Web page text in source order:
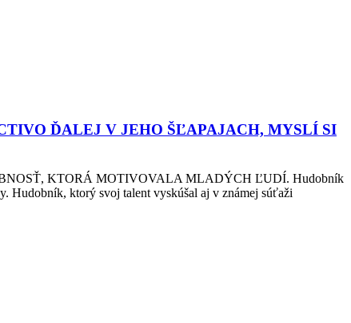
ĎALEJ V JEHO ŠĽAPAJACH, MYSLÍ SI
KTORÁ MOTIVOVALA MLADÝCH ĽUDÍ. Hudobník
Hudobník, ktorý svoj talent vyskúšal aj v známej súťaži